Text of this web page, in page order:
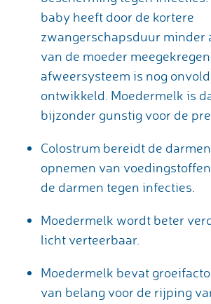
baby heeft door de kortere
zwangerschapsduur minder
van de moeder
afweersysteem is nog
ontwikkeld. Moedermelk is
bijzonder gunstig voor de
Colostrum bereidt de
opnemen van
de darmen tegen infecties.
Moedermelk wordt beter
licht verteerbaar.
Moedermelk bevat
van belang voor de rijping